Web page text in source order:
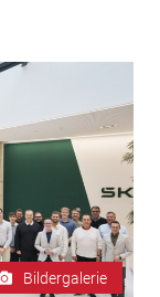
Bildergalerie